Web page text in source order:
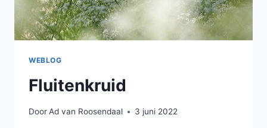
WEBLOG
Fluitenkruid
DoorAd van Roosendaal 3 juni 2022